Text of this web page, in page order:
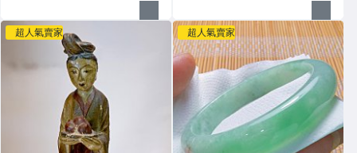
超人氣賣家 超人氣賣家